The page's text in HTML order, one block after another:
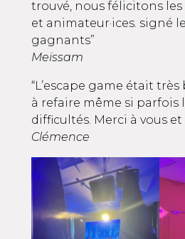
trouvé, nous félicitons les
et animateur·ices. signé
gagnants”
Meïssam
“L’escape game était
à refaire même si parfois
difficultés. Merci à vous et
Clémence